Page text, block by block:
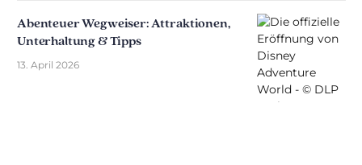
Abenteuer Wegweiser: Attraktionen,
Unterhaltung & Tipps
13. April 2026